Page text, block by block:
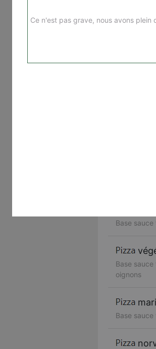
Base
Base
Base
Base
oignons
Base
Ce n'est pas grave, nous avons plein